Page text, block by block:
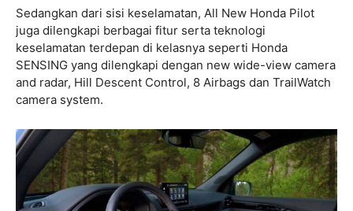
Sedangkan dari sisi keselamatan, All New Honda Pilot
juga dilengkapi berbagai fitur serta teknologi
keselamatan terdepan di kelasnya seperti Honda
SENSING yang dilengkapi dengan new wide-view camera
and radar, Hill Descent Control, 8 Airbags dan TrailWatch
camera system.